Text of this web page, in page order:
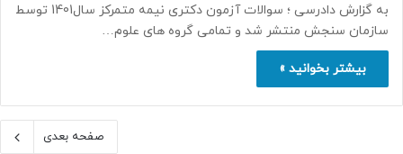
به گزارش دادرسی ؛ سوالات آزمون دکتری نیمه متمرکز سال1401 توسط
سازمان سنجش منتشر شد و تمامی گروه های علوم…
بیشتر بخوانید »
صفحه بعدی